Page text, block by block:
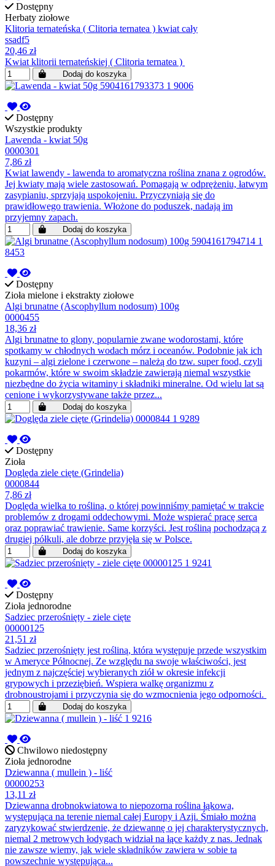
Dostępny
Herbaty ziołowe
Klitoria ternateńska ( Clitoria ternatea ) kwiat cały
ssadf5
20,46 zł
Kwiat klitorii ternateńskiej ( Clitoria ternatea )
Dodaj do koszyka
Dostępny
Wszystkie produkty
Lawenda - kwiat 50g
0000301
7,86 zł
Kwiat lawendy - lawenda to aromatyczna roślina znana z ogrodów.
Jej kwiaty mają wiele zastosowań. Pomagają w odprężeniu, łatwym
zasypianiu, sprzyjają uspokojeniu. Przyczyniają się do
prawidłowego trawienia. Włożone do poduszek, nadają im
przyjemny zapach.
Dodaj do koszyka
Dostępny
Zioła mielone i ekstrakty ziołowe
Algi brunatne (Ascophyllum nodosum) 100g
0000455
18,36 zł
Algi brunatne to glony, popularnie zwane wodorostami, które
spotkamy w chłodnych wodach mórz i oceanów. Podobnie jak ich
kuzyni – algi zielone i czerwone – należą do tzw. super food, czyli
pokarmów, które w swoim składzie zawierają niemal wszystkie
niezbędne do życia witaminy i składniki mineralne. Od wielu lat są
cenione i wykorzystywane także przez...
Dodaj do koszyka
Dostępny
Zioła
Doględa ziele cięte (Grindelia)
0000844
7,86 zł
Doględa wielka to roślina, o której powinniśmy pamiętać w trakcie
problemów z drogami oddechowymi. Może wspierać pracę serca
oraz poprawiać trawienie. Same korzyści. Jest rośliną pochodzącą z
drugiej półkuli, ale dobrze przyjęła się w Polsce.
Dodaj do koszyka
Dostępny
Zioła jednorodne
Sadziec przerośnięty - ziele cięte
00000125
21,51 zł
Sadziec przerośnięty jest rośliną, która występuje przede wszystkim
w Ameryce Północnej. Ze względu na swoje właściwości, jest
jednym z najczęściej wybieranych ziół w okresie infekcji
grypowych i przeziębień. Wspiera walkę organizmu z
drobnoustrojami i przyczynia się do wzmocnienia jego odporności.
Dodaj do koszyka
Chwilowo niedostępny
Zioła jednorodne
Dziewanna ( mullein ) - liść
00000253
13,11 zł
Dziewanna drobnokwiatowa to niepozorna roślina łąkowa,
występująca na terenie niemal całej Europy i Azji. Śmiało można
zaryzykować stwierdzenie, że dziewannę o jej charakterystycznych,
niemal 2 metrowych łodygach widział na łące każdy z nas. Jednak
nie zawsze wiemy, jak wiele składników zawiera w sobie ta
powszechnie występująca...